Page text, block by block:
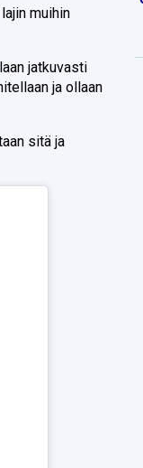
muihin
jatkuvasti
ja ollaan
sitä ja